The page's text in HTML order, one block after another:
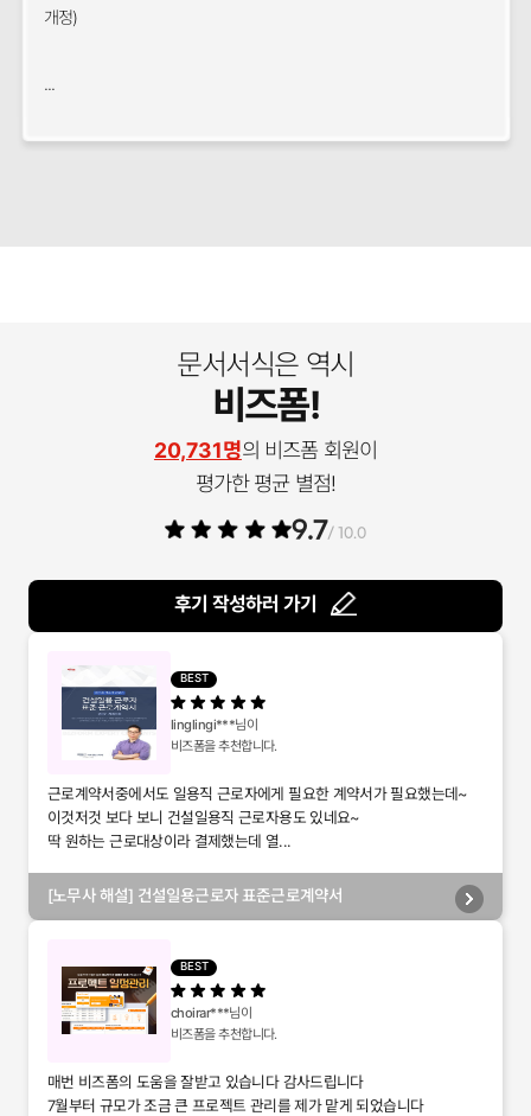
개정)
...
문서서식은 역시
비즈폼!
20,731명의 비즈폼 회원이
평가한 평균 별점!
9.7/ 10.0
후기 작성하러 가기
BEST
linglingi***님이
비즈폼을 추천합니다.
근로계약서중에서도 일용직 근로자에게 필요한 계약서가 필요했는데~
이것저것 보다 보니 건설일용직 근로자용도 있네요~
딱 원하는 근로대상이라 결제했는데 열...
[노무사 해설] 건설일용근로자 표준근로계약서
BEST
choirar***님이
비즈폼을 추천합니다.
매번 비즈폼의 도움을 잘받고 있습니다 감사드립니다
7월부터 규모가 조금 큰 프로젝트 관리를 제가 맡게 되었습니다